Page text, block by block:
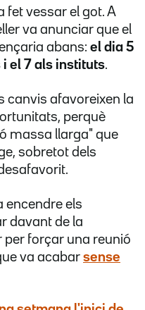
fet vessar el got. A
va anunciar que el
abans: el dia 5
el 7 als instituts.
canvis afavoreixen la
perquè
massa llarga" que
sobretot dels
encendre els
davant de la
per forçar una reunió
va acabar sense